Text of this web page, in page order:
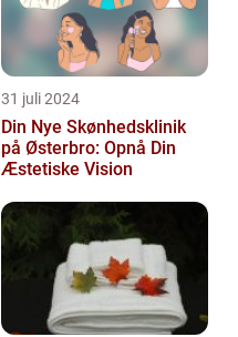
31 juli 2024
Din Nye Skønhedsklinik
på Østerbro: Opnå Din
Æstetiske Vision